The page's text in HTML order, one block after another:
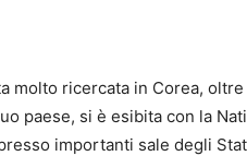
molto ricercata in Corea,
paese, si è esibita con la
importanti sale degli